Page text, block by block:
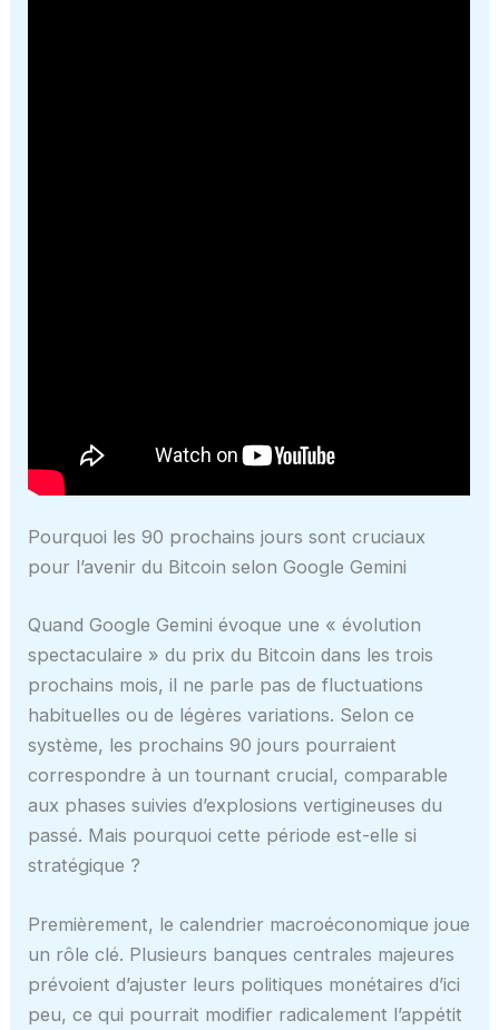
Pourquoi les 90 prochains jours sont cruciaux
pour l’avenir du Bitcoin selon Google Gemini
Quand Google Gemini évoque une « évolution
spectaculaire » du prix du Bitcoin dans les trois
prochains mois, il ne parle pas de fluctuations
habituelles ou de légères variations. Selon ce
système, les prochains 90 jours pourraient
correspondre à un tournant crucial, comparable
aux phases suivies d’explosions vertigineuses du
passé. Mais pourquoi cette période est-elle si
stratégique ?
Premièrement, le calendrier macroéconomique joue
un rôle clé. Plusieurs banques centrales majeures
prévoient d’ajuster leurs politiques monétaires d’ici
peu, ce qui pourrait modifier radicalement l’appétit